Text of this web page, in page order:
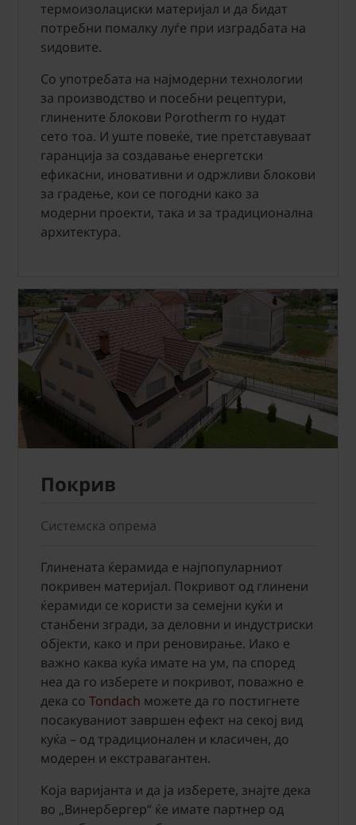
термоизолациски материјал и да бидат
потребни помалку луѓе при изградбата на
ѕидовите.
Со употребата на најмодерни технологии
за производство и посебни рецептури,
глинените блокови Porotherm го нудат
сето тоа. И уште повеќе, тие претставуваат
гаранција за создавање енергетски
ефикасни, иновативни и одржливи блокови
за градење, кои се погодни како за
модерни проекти, така и за традиционална
архитектура.
Покрив
Системска опрема
Глинената ќерамида е најпопуларниот
покривен материјал. Покривот од глинени
ќерамиди се користи за семејни куќи и
станбени згради, за деловни и индустриски
објекти, како и при реновирање. Иако е
важно каква куќа имате на ум, па според
неа да го изберете и покривот, поважно е
дека со Tondach можете да го постигнете
посакуваниот завршен ефект на секој вид
куќа – од традиционален и класичен, до
модерен и екстравагантен.
Која варијанта и да ја изберете, знајте дека
во „Винербергер“ ќе имате партнер од